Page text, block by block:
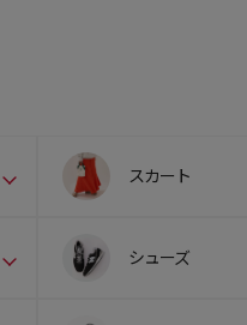
スカート
シューズ